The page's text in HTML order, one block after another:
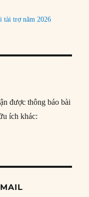
tài trợ năm 2026
được thông báo bài
ích khác: